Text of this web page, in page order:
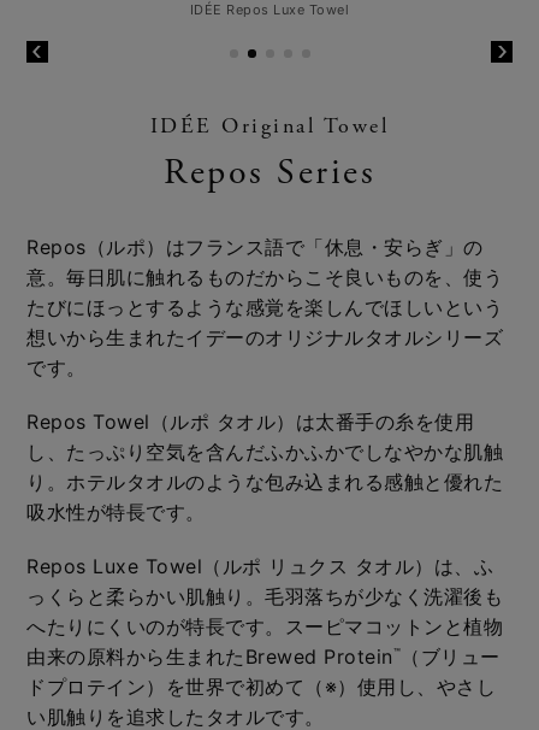
IDÉE Repos Luxe Towel
IDÉE Original Towel
Repos Series
Repos（ルポ）はフランス語で「休息・安らぎ」の
意。毎日肌に触れるものだからこそ良いものを、使う
たびにほっとするような感覚を楽しんでほしいという
想いから生まれたイデーのオリジナルタオルシリーズ
です。
Repos Towel（ルポ タオル）は太番手の糸を使用
し、たっぷり空気を含んだふかふかでしなやかな肌触
り。ホテルタオルのような包み込まれる感触と優れた
吸水性が特長です。
Repos Luxe Towel（ルポ リュクス タオル）は、ふ
っくらと柔らかい肌触り。毛羽落ちが少なく洗濯後も
へたりにくいのが特長です。スーピマコットンと植物
由来の原料から生まれたBrewed Protein™
（ブリュー
ドプロテイン）を世界で初めて（※）使用し、やさし
い肌触りを追求したタオルです。